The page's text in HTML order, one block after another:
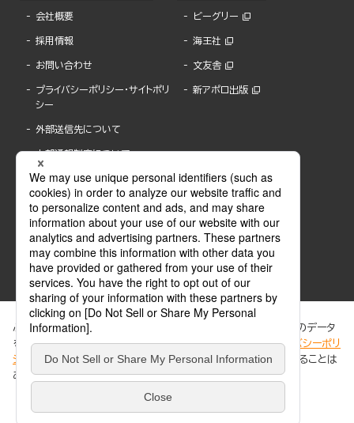
会社概要
採用情報
お問い合わせ
プライバシーポリシー・サイトポリ
シー
外部送信先について
内部通報制度について
ビーグリー
海王社
文友舎
新アポロ出版
ABJマークは、この電子書店・電子書籍配信サービスが、著作権者からコンテンツ使用許諾を
得た正規版配信サービスであることを示す登録商標(登録番号 第6091713号)です。
ABJマークの詳細、ABJマークを掲示しているサービスの一覧はこちら。
ぶんか社が運営するサイトでは、利便性向上のためにCookie等のデータ
を使用しています。 当社のCookieについての詳細は、「プライバシーポリ
シー
」をご覧ください。当サイトでは、訪問者の個人情報を追跡することは
ありません。